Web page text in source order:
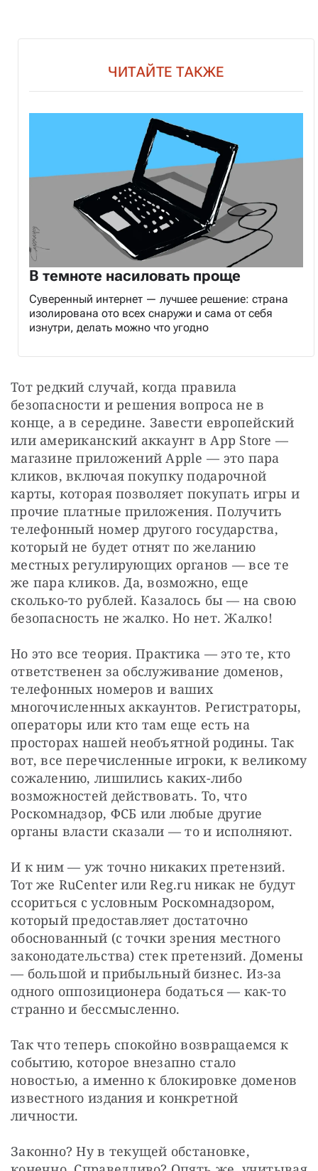
ЧИТАЙТЕ ТАКЖЕ
В темноте насиловать проще
Суверенный интернет — лучшее решение: страна
изолирована ото всех снаружи и сама от себя
изнутри, делать можно что угодно
Тот редкий случай, когда правила
безопасности и решения вопроса не в
конце, а в середине. Завести европейский
или американский аккаунт в App Store —
магазине приложений Apple — это пара
кликов, включая покупку подарочной
карты, которая позволяет покупать игры и
прочие платные приложения. Получить
телефонный номер другого государства,
который не будет отнят по желанию
местных регулирующих органов — все те
же пара кликов. Да, возможно, еще
сколько-то рублей. Казалось бы — на свою
безопасность не жалко. Но нет. Жалко!
Но это все теория. Практика — это те, кто
ответственен за обслуживание доменов,
телефонных номеров и ваших
многочисленных аккаунтов. Регистраторы,
операторы или кто там еще есть на
просторах нашей необъятной родины. Так
вот, все перечисленные игроки, к великому
сожалению, лишились каких-либо
возможностей действовать. То, что
Роскомнадзор, ФСБ или любые другие
органы власти сказали — то и исполняют.
И к ним — уж точно никаких претензий.
Тот же RuCenter или Reg.ru никак не будут
ссориться с условным Роскомнадзором,
который предоставляет достаточно
обоснованный (с точки зрения местного
законодательства) стек претензий. Домены
— большой и прибыльный бизнес. Из-за
одного оппозиционера бодаться — как-то
странно и бессмысленно.
Так что теперь спокойно возвращаемся к
событию, которое внезапно стало
новостью, а именно к блокировке доменов
известного издания и конкретной
личности.
Законно? Ну в текущей обстановке,